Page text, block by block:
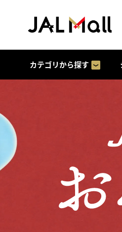
カテゴリから探す